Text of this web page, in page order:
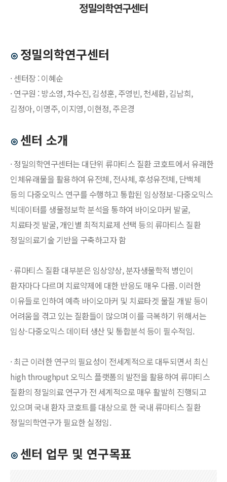
정밀의학연구센터
⊙ 정밀의학연구센터
· 센터장 : 이혜순
· 연구원 : 방소영, 차수진, 김성훈, 주영빈, 천세환, 김남희,
김정아, 이명주, 이지영, 이현정, 주은경
⊙ 센터 소개
· 정밀의학연구센터는 대단위 류마티스 질환 코호트에서 유래한
인체유래물을 활용하여 유전체, 전사체, 후성유전체, 단백체
등의 다중오믹스 연구를 수행하고 통합된 임상정보-다중오믹스
빅데이터를 생물정보학 분석을 통하여 바이오마커 발굴,
치료타겟 발굴, 개인별 최적치료제 선택 등의 류마티스 질환
정밀의료기술 기반을 구축하고자 함
· 류마티스 질환 대부분은 임상양상, 분자생물학적 병인이
환자마다 다르며 치료약제에 대한 반응도 매우 다름. 이러한
이유들로 인하여 예측 바이오마커 및 치료타겟 물질 개발 등이
어려움을 겪고 있는 질환들이 많으며 이를 극복하기 위해서는
임상-다중오믹스 데이터 생산 및 통합분석 등이 필수적임.
· 최근 이러한 연구의 필요성이 전세계적으로 대두되면서 최신
high throughput 오믹스 플랫폼의 발전을 활용하여 류마티스
질환의 정밀의료 연구가 전 세계적으로 매우 활발히 진행되고
있으며 국내 환자 코호트를 대상으로 한 국내 류마티스 질환
정밀의학연구가 필요한 실정임.
⊙ 센터 업무 및 연구목표